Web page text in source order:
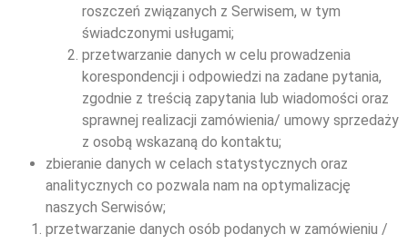
roszczeń związanych z Serwisem, w tym
świadczonymi usługami;
przetwarzanie danych w celu prowadzenia
korespondencji i odpowiedzi na zadane pytania,
zgodnie z treścią zapytania lub wiadomości oraz
sprawnej realizacji zamówienia/ umowy sprzedaży
z osobą wskazaną do kontaktu;
zbieranie danych w celach statystycznych oraz
analitycznych co pozwala nam na optymalizację
naszych Serwisów;
przetwarzanie danych osób podanych w zamówieniu /